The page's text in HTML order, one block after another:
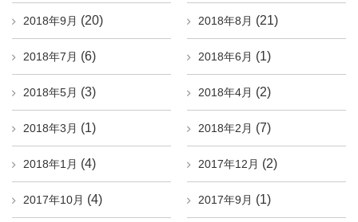
2018年9月 (20) 2018年8月 (21)
2018年7月 (6) 2018年6月 (1)
2018年5月 (3) 2018年4月 (2)
2018年3月 (1) 2018年2月 (7)
2018年1月 (4) 2017年12月 (2)
2017年10月 (4) 2017年9月 (1)